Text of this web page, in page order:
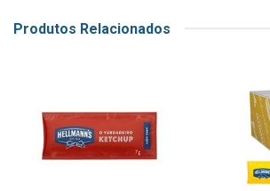
Produtos Relacionados